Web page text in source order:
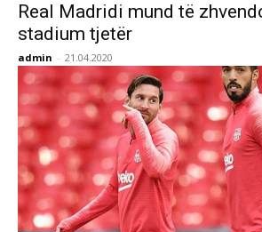
Real Madridi mund të
stadium tjetër
admin - 21.04.2020